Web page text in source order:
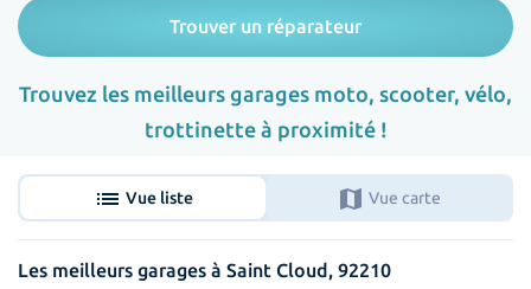
Trouver un réparateur
Trouvez les meilleurs garages moto, scooter, vélo,
trottinette à proximité !
list Vue liste map Vue carte
Les meilleurs garages à Saint Cloud, 92210